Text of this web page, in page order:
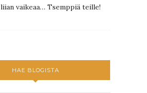
liian vaikeaa… Tsemppiä teille!
HAE BLOGISTA